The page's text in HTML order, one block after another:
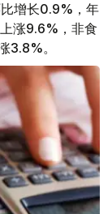
增长0.9%，年
涨9.6%，非食
3.8%。